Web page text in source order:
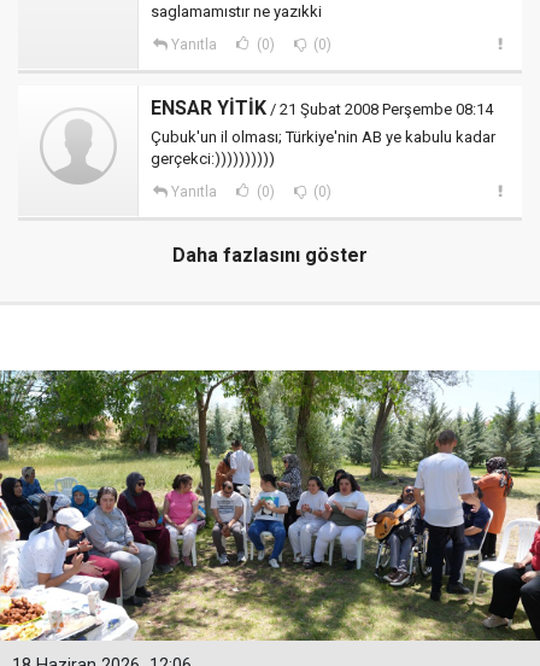
saglamamıstır ne yazıkki
Yanıtla (0) (0)
ENSAR YİTİK / 21 Şubat 2008 Perşembe 08:14
Çubuk'un il olması; Türkiye'nin AB ye kabulu kadar
gerçekci:))))))))))
Yanıtla (0) (0)
Daha fazlasını göster